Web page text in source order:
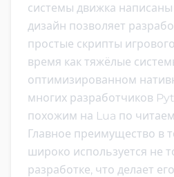
системы движка написаны
дизайн позволяет
простые скрипты
время как тяжёлые
оптимизированном
многих разработчиков
похожим на Lua по
Главное преимущество в
широко используется не
разработке, что делает